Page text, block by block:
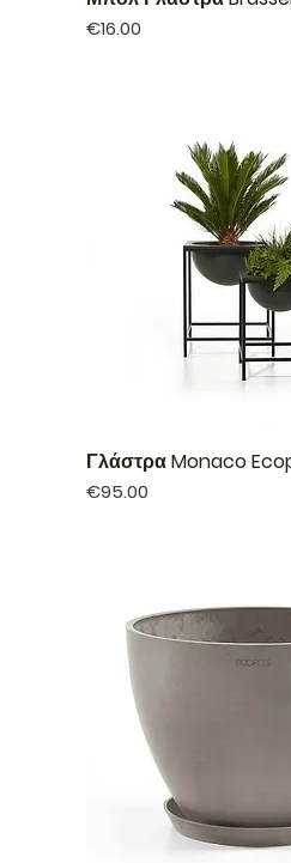
Price
€16.00
Γλάστρα Monaco
Price
€95.00